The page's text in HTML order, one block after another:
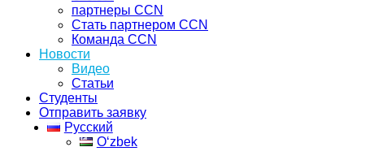
партнеры ССN
Стать партнером CCN
Команда ССN
Новости
Видео
Статьи
Студенты
Отправить заявку
Русский
Oʻzbek